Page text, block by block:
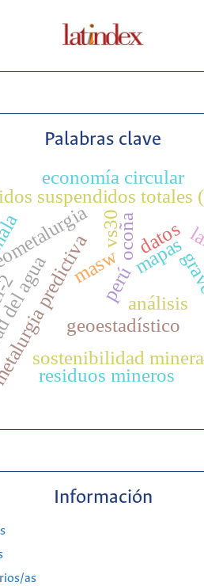
Palabras clave
análisis
mapas
geoestadístico
datos
predictiva
sostenibilidad minera
ocoña
perú
suspendidos totales
2
residuos mineros
economía circular
masw
vs30
Información
as